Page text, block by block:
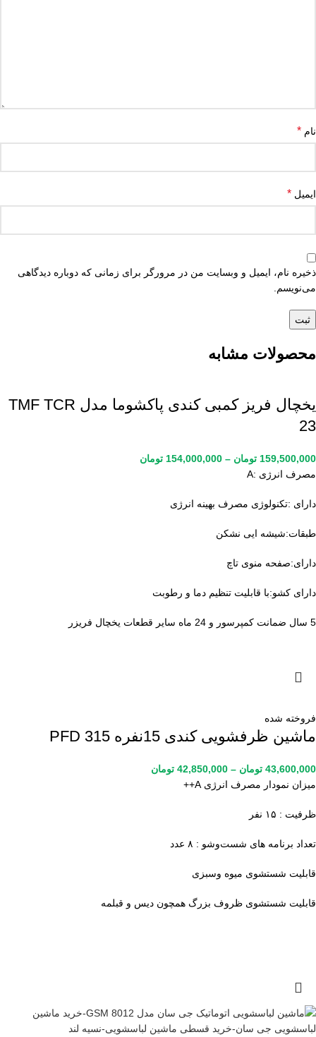
نام *
ایمیل *
ذخیره نام، ایمیل و وبسایت من در مرورگر برای زمانی که دوباره دیدگاهی
می‌نویسم.
محصولات مشابه
یخچال فریز کمبی کندی پاکشوما مدل TMF TCR
23
159,500,000 تومان –
154,000,000 تومان
مصرف انرژی :A
دارای :تکنولوژی مصرف بهینه انرژی
طبقات:شیشه ایی نشکن
دارای:صفحه منوی تاچ
دارای کشو:با قابلیت تنظیم دما و رطوبت
5 سال ضمانت کمپرسور و 24 ماه سایر قطعات یخچال فریزر
فروخته شده
ماشین ظرفشویی کندی 15نفره PFD 315
43,600,000 تومان –
42,850,000 تومان
میزان نمودار مصرف انرژی A++
ظرفیت : ۱۵ نفر
تعداد برنامه های شست‌وشو : ۸ عدد
قابلیت شستشوی میوه وسبزی
قابلیت شستشوی ظروف بزرگ همچون دیس و قبلمه